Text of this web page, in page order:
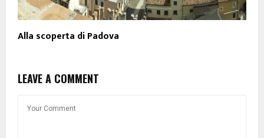
Alla scoperta di Padova
LEAVE A COMMENT